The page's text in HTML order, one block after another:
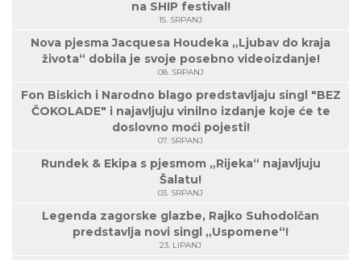
na SHIP festival!
15. SRPANJ
Nova pjesma Jacquesa Houdeka „Ljubav do kraja
života“ dobila je svoje posebno videoizdanje!
08. SRPANJ
Fon Biskich i Narodno blago predstavljaju singl "BEZ
ČOKOLADE" i najavljuju vinilno izdanje koje će te
doslovno moći pojesti!
07. SRPANJ
Rundek & Ekipa s pjesmom „Rijeka“ najavljuju
Šalatu!
03. SRPANJ
Legenda zagorske glazbe, Rajko Suhodolčan
predstavlja novi singl „Uspomene“!
23. LIPANJ